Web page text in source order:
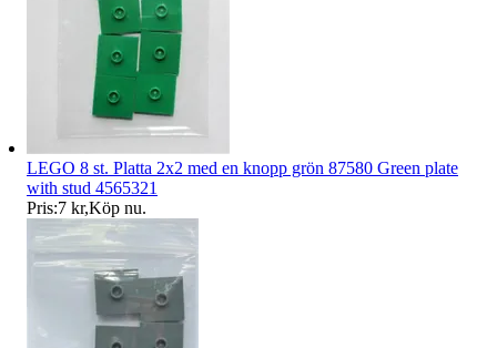
LEGO 8 st. Platta 2x2 med en knopp grön 87580 Green plate
with stud 4565321
Pris:7 kr,Köp nu.